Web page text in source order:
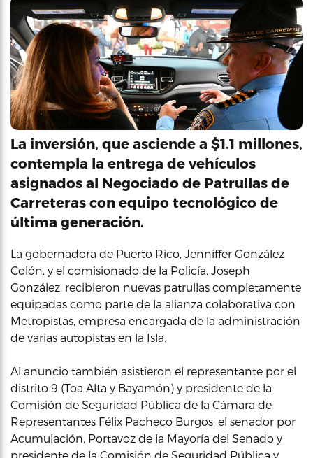
La inversión, que asciende a $1.1 millones,
contempla la entrega de vehículos
asignados al Negociado de Patrullas de
Carreteras con equipo tecnológico de
última generación.
La gobernadora de Puerto Rico, Jenniffer González
Colón, y el comisionado de la Policía, Joseph
González, recibieron nuevas patrullas completamente
equipadas como parte de la alianza colaborativa con
Metropistas, empresa encargada de la administración
de varias autopistas en la Isla.
Al anuncio también asistieron el representante por el
distrito 9 (Toa Alta y Bayamón) y presidente de la
Comisión de Seguridad Pública de la Cámara de
Representantes Félix Pacheco Burgos; el senador por
Acumulación, Portavoz de la Mayoría del Senado y
presidente de la Comisión de Seguridad Pública y